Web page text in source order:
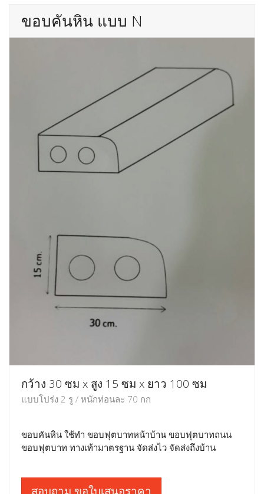
ขอบคันหิน แบบ N
กว้าง 30 ซม x สูง 15 ซม x ยาว 100 ซม
แบบโปร่ง 2 รู / หนักท่อนละ 70 กก
ขอบคันหิน ใช้ทำ ขอบฟุตบาทหน้าบ้าน ขอบฟุตบาทถนน
ขอบฟุตบาท ทางเท้ามาตรฐาน จัดส่งไว จัดส่งถึงบ้าน
สอบถาม ขอใบเสนอราคา